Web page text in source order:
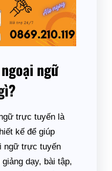
ngữ
trực tuyến là
kế để giúp
ngữ trực tuyến
dạy, bài tập,